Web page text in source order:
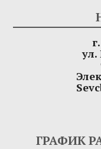
ул.
ГРАФИК